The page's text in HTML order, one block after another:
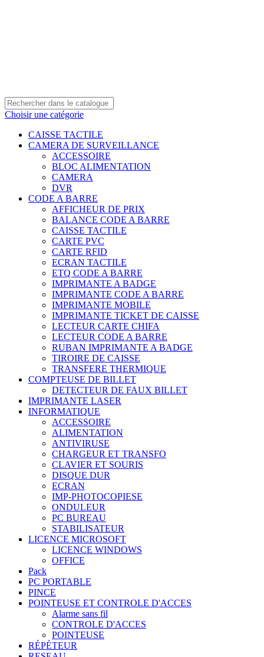
Choisir une catégorie
CAISSE TACTILE
CAMERA DE SURVEILLANCE
ACCESSOIRE
BLOC ALIMENTATION
CAMERA
DVR
CODE A BARRE
AFFICHEUR DE PRIX
BALANCE CODE A BARRE
CAISSE TACTILE
CARTE PVC
CARTE RFID
ECRAN TACTILE
ETQ CODE A BARRE
IMPRIMANTE A BADGE
IMPRIMANTE CODE A BARRE
IMPRIMANTE MOBILE
IMPRIMANTE TICKET DE CAISSE
LECTEUR CARTE CHIFA
LECTEUR CODE A BARRE
RUBAN IMPRIMANTE A BADGE
TIROIRE DE CAISSE
TRANSFERE THERMIQUE
COMPTEUSE DE BILLET
DETECTEUR DE FAUX BILLET
IMPRIMANTE LASER
INFORMATIQUE
ACCESSOIRE
ALIMENTATION
ANTIVIRUSE
CHARGEUR ET TRANSFO
CLAVIER ET SOURIS
DISQUE DUR
ECRAN
IMP-PHOTOCOPIESE
ONDULEUR
PC BUREAU
STABILISATEUR
LICENCE MICROSOFT
LICENCE WINDOWS
OFFICE
Pack
PC PORTABLE
PINCE
POINTEUSE ET CONTROLE D'ACCES
Alarme sans fil
CONTROLE D'ACCES
POINTEUSE
RÉPÉTEUR